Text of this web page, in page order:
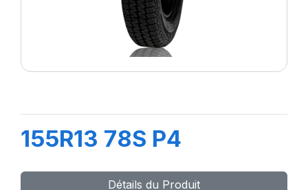
155R13 78S P4
Détails du Produit